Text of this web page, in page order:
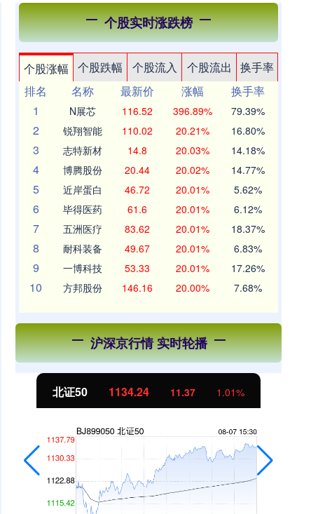
个股实时涨跌榜
个股涨幅 个股跌幅 个股流入 个股流出
换手率
排名
名称 最新价 涨幅
换手率
1
N展芯 116.52 396.89% 79.39%
2 锐翔智能 110.02 20.21% 16.80%
3 志特新材 14.8 20.03% 14.18%
4 博腾股份 20.44 20.02% 14.77%
5 近岸蛋白 46.72 20.01% 5.62%
6 毕得医药 61.6 20.01% 6.12%
7 五洲医疗 83.62 20.01% 18.37%
8 耐科装备 49.67 20.01% 6.83%
9 一博科技 53.33 20.01% 17.26%
10 方邦股份 146.16 20.00% 7.68%
沪深京行情 实时轮播
创业板指 3563.12 47.56 1.35%